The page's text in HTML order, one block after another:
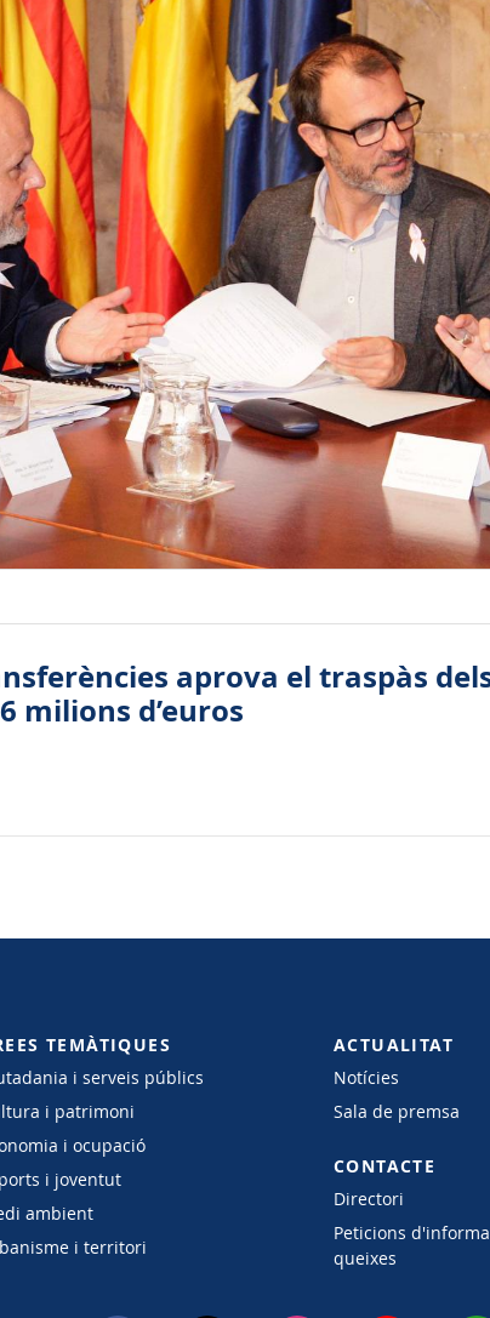
aprova el traspàs
milions d’euros
TEMÀTIQUES
i serveis públics
i patrimoni
i ocupació
i joventut
ambient
i territori
ACTUALITAT
Notícies
Sala de premsa
CONTACTE
Directori
Peticions
queixes